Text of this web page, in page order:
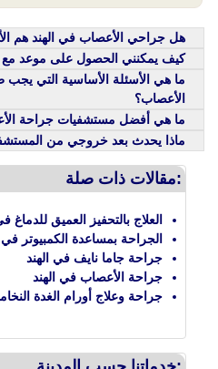
هل جراحي الأعصاب في الهند هم
كيف يمكنني الحصول على موعد
ما هي الأسئلة الأساسية التي يجب
الأعصاب؟
ما هي أفضل مستشفيات جراحة
ماذا يحدث بعد خروجي من
مقالات ذات صلة:
العلاج بالتحفيز العميق للدماغ
الجراحة بمساعدة الكمبيوتر في
جراحة جاما نايف في الهند
جراحة الأعصاب في الهند
جراحة وعلاج أورام الغدة